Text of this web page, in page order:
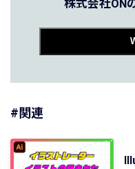
株式会社ON
#関連